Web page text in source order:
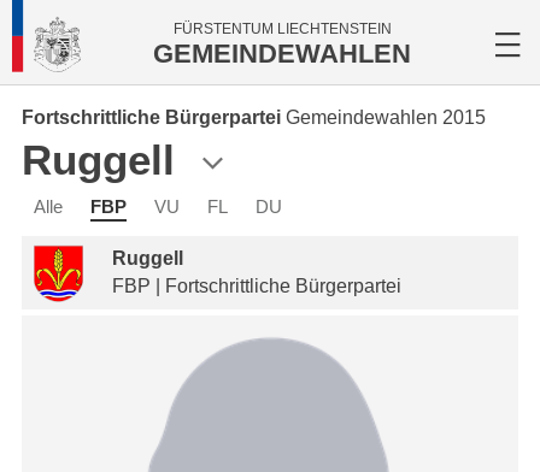
FÜRSTENTUM LIECHTENSTEIN
GEMEINDEWAHLEN
Fortschrittliche Bürgerpartei Gemeindewahlen 2015
Ruggell
Alle FBP VU FL DU
Ruggell
FBP | Fortschrittliche Bürgerpartei